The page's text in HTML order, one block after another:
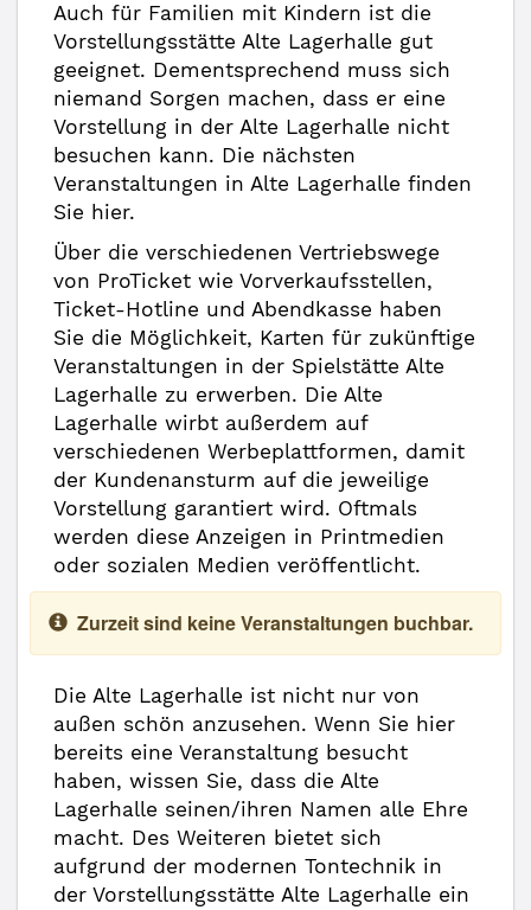
Auch für Familien mit Kindern ist die
Vorstellungsstätte Alte Lagerhalle gut
geeignet. Dementsprechend muss sich
niemand Sorgen machen, dass er eine
Vorstellung in der Alte Lagerhalle nicht
besuchen kann. Die nächsten
Veranstaltungen in Alte Lagerhalle finden
Sie hier.
Über die verschiedenen Vertriebswege
von ProTicket wie Vorverkaufsstellen,
Ticket-Hotline und Abendkasse haben
Sie die Möglichkeit, Karten für zukünftige
Veranstaltungen in der Spielstätte Alte
Lagerhalle zu erwerben. Die Alte
Lagerhalle wirbt außerdem auf
verschiedenen Werbeplattformen, damit
der Kundenansturm auf die jeweilige
Vorstellung garantiert wird. Oftmals
werden diese Anzeigen in Printmedien
oder sozialen Medien veröffentlicht.
Zurzeit sind keine Veranstaltungen buchbar.
Die Alte Lagerhalle ist nicht nur von
außen schön anzusehen. Wenn Sie hier
bereits eine Veranstaltung besucht
haben, wissen Sie, dass die Alte
Lagerhalle seinen/ihren Namen alle Ehre
macht. Des Weiteren bietet sich
aufgrund der modernen Tontechnik in
der Vorstellungsstätte Alte Lagerhalle ein